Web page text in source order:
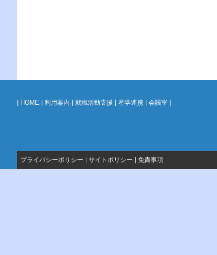
| HOME | 利用案内 | 就職活動支援 | 産学連携 | 会議室 |
プライバシーポリシー | サイトポリシー | 免責事項